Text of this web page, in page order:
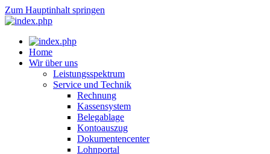
Zum Hauptinhalt springen
Home
Wir über uns
Leistungsspektrum
Service und Technik
Rechnung
Kassensystem
Belegablage
Kontoauszug
Dokumentencenter
Lohnportal